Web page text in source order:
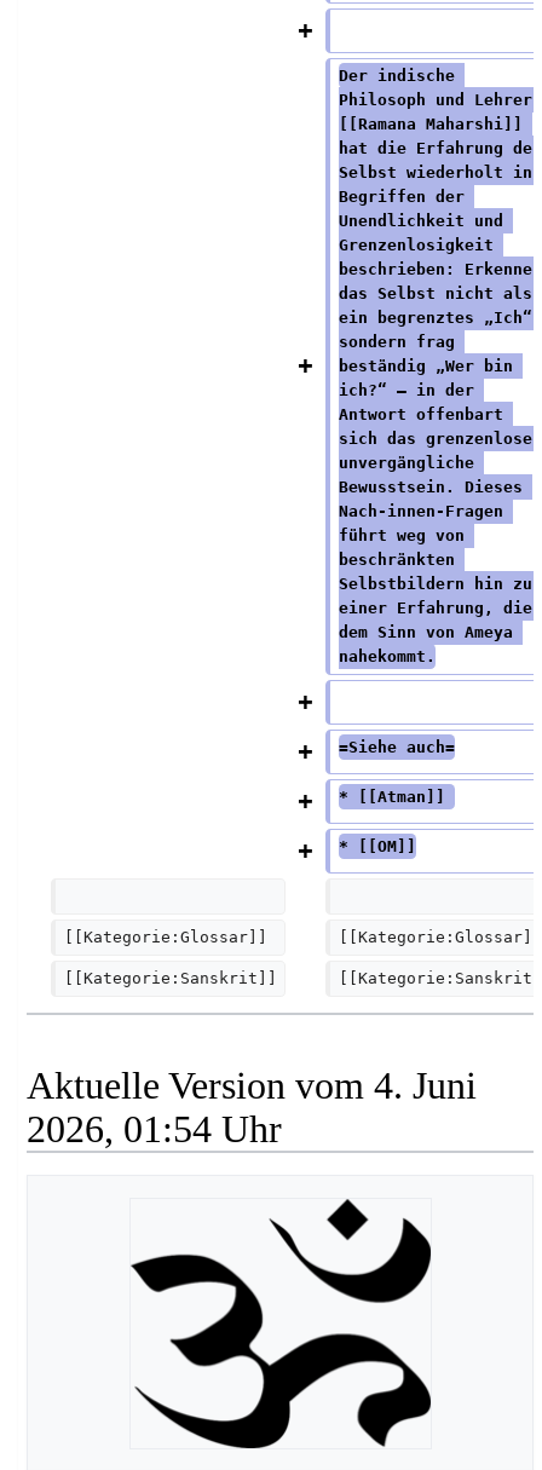
Der indische
Philosoph und Lehrer
[[Ramana Maharshi]]
hat die Erfahrung
Selbst wiederholt in
Begriffen der
Unendlichkeit und
Grenzenlosigkeit
beschrieben: Erkenne
das Selbst nicht als
ein begrenztes
sondern frag
beständig „Wer bin
ich?“ — in der
Antwort offenbart
sich das
unvergängliche
Bewusstsein. Dieses
Nach‑innen‑Fragen
führt weg von
beschränkten
Selbstbildern hin zu
einer Erfahrung, die
dem Sinn von Ameya
nahekommt.
=Siehe auch=
* [[Atman]]
* [[OM]]
[[Kategorie:Glossar]] [[Kategorie:Glossar]]
[[Kategorie:Sanskrit]]
Aktuelle Version vom 4. Juni
2026, 01:54 Uhr